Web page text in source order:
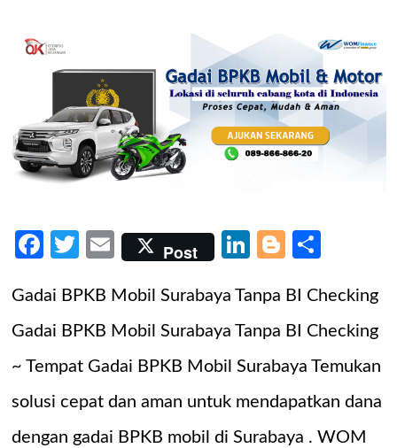
Facebook
Twitter
EmailPost LinkedIn
Blogger
Gadai BPKB Mobil Surabaya Tanpa BI Checking
Gadai BPKB Mobil Surabaya Tanpa BI Checking
~ Tempat Gadai BPKB Mobil Surabaya Temukan
solusi cepat dan aman untuk mendapatkan dana
dengan gadai BPKB mobil di Surabaya . WOM